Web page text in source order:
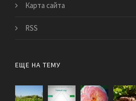
Карта сайта
RSS
ЕЩЕ НА ТЕМУ